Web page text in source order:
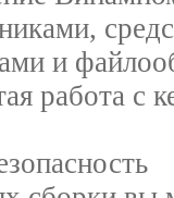
и
работа с